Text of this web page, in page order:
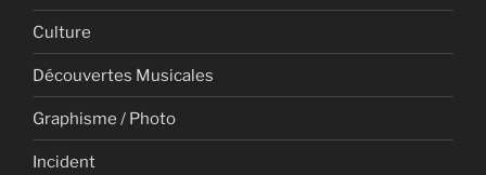
Culture
Découvertes Musicales
Graphisme / Photo
Incident